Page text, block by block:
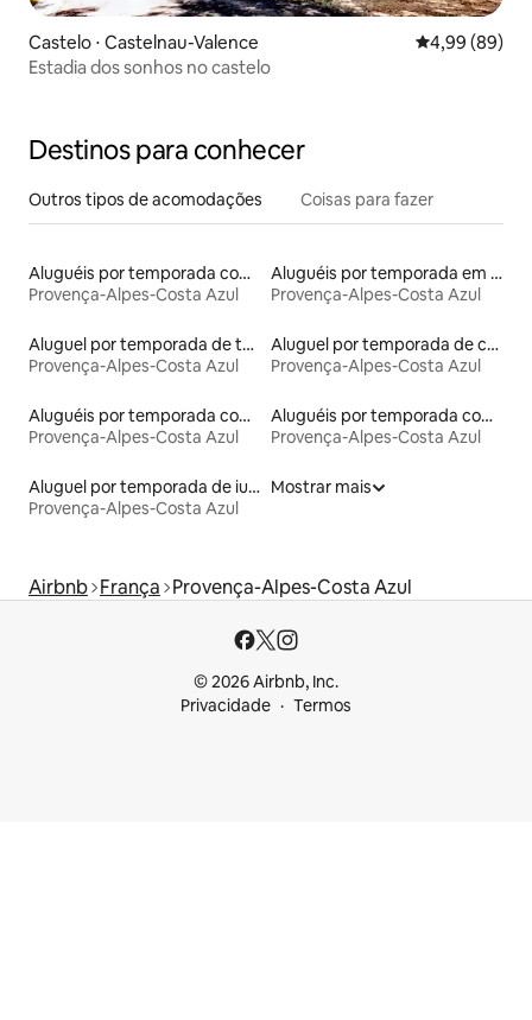
Castelo ⋅ Castelnau-Valence 4,99 de uma
4,99 (89)
Estadia dos sonhos no castelo
Destinos para conhecer
Outros tipos de acomodações Coisas para fazer
Aluguéis por temporada com banheira de hidromassagem
Provença-Alpes-Costa Azul
Aluguéis por temporada em hotéis-fazenda
Provença-Alpes-Costa Azul
Aluguel por temporada de torres
Provença-Alpes-Costa Azul
Aluguel por temporada de casas na terra
Provença-Alpes-Costa Azul
Aluguéis por temporada com banheira
Provença-Alpes-Costa Azul
Aluguéis por temporada com caiaque
Provença-Alpes-Costa Azul
Aluguel por temporada de iurtas
Provença-Alpes-Costa Azul
Mostrar mais
Airbnb França Provença-Alpes-Costa Azul
© 2026 Airbnb, Inc.
Privacidade
Termos